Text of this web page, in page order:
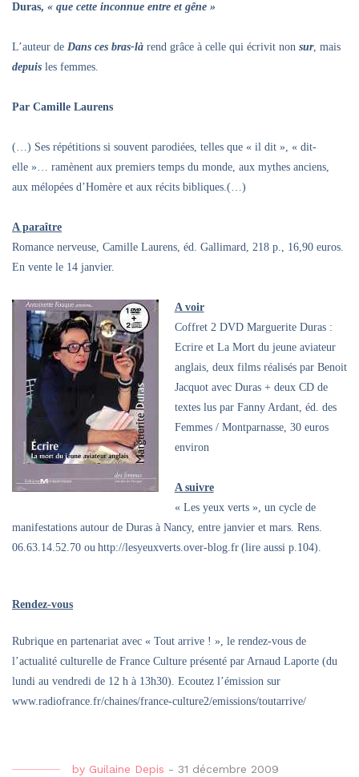
Duras, « que cette inconnue entre et gêne »
L’auteur de Dans ces bras-là rend grâce à celle qui écrivit non sur, mais
depuis les femmes.
Par Camille Laurens
(…) Ses répétitions si souvent parodiées, telles que « il dit », « dit-
elle »… ramènent aux premiers temps du monde, aux mythes anciens,
aux mélopées d’Homère et aux récits bibliques.(…)
A paraître
Romance nerveuse, Camille Laurens, éd. Gallimard, 218 p., 16,90 euros.
En vente le 14 janvier.
A voir
Coffret 2 DVD Marguerite Duras :
Ecrire et La Mort du jeune aviateur
anglais, deux films réalisés par Benoit
Jacquot avec Duras + deux CD de
textes lus par Fanny Ardant, éd. des
Femmes / Montparnasse, 30 euros
environ
A suivre
« Les yeux verts », un cycle de
manifestations autour de Duras à Nancy, entre janvier et mars. Rens.
06.63.14.52.70 ou http://lesyeuxverts.over-blog.fr (lire aussi p.104).
Rendez-vous
Rubrique en partenariat avec « Tout arrive ! », le rendez-vous de
l’actualité culturelle de France Culture présenté par Arnaud Laporte (du
lundi au vendredi de 12 h à 13h30). Ecoutez l’émission sur
www.radiofrance.fr/chaines/france-culture2/emissions/toutarrive/
by Guilaine Depis - 31 décembre 2009